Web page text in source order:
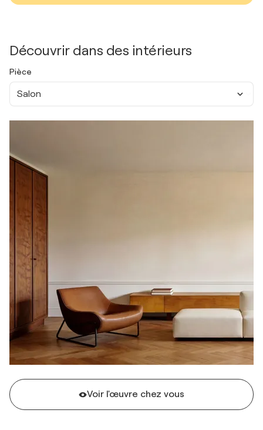
Découvrir dans des intérieurs
Pièce
Salon
Voir l'œuvre chez vous